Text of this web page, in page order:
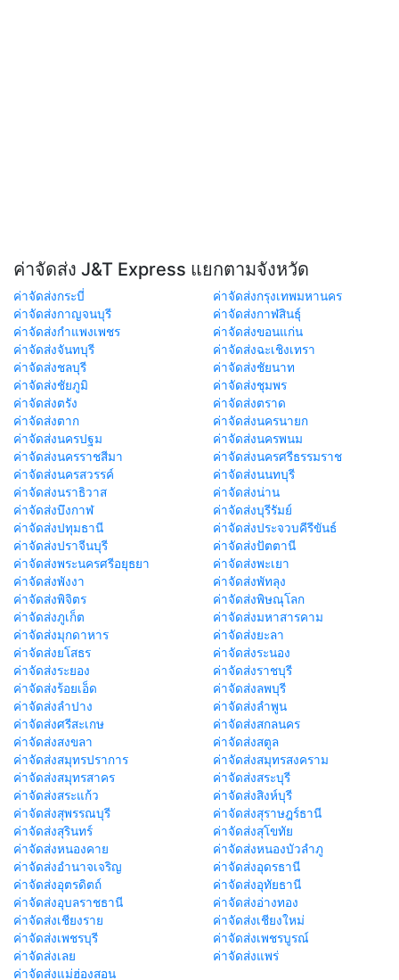
ค่าจัดส่ง J&T Express แยกตามจังหวัด
ค่าจัดส่งกระบี่
ค่าจัดส่งกรุงเทพมหานคร
ค่าจัดส่งกาญจนบุรี
ค่าจัดส่งกาฬสินธุ์
ค่าจัดส่งกำแพงเพชร
ค่าจัดส่งขอนแก่น
ค่าจัดส่งจันทบุรี
ค่าจัดส่งฉะเชิงเทรา
ค่าจัดส่งชลบุรี
ค่าจัดส่งชัยนาท
ค่าจัดส่งชัยภูมิ
ค่าจัดส่งชุมพร
ค่าจัดส่งตรัง
ค่าจัดส่งตราด
ค่าจัดส่งตาก
ค่าจัดส่งนครนายก
ค่าจัดส่งนครปฐม
ค่าจัดส่งนครพนม
ค่าจัดส่งนครราชสีมา
ค่าจัดส่งนครศรีธรรมราช
ค่าจัดส่งนครสวรรค์
ค่าจัดส่งนนทบุรี
ค่าจัดส่งนราธิวาส
ค่าจัดส่งน่าน
ค่าจัดส่งบึงกาฬ
ค่าจัดส่งบุรีรัมย์
ค่าจัดส่งปทุมธานี
ค่าจัดส่งประจวบคีรีขันธ์
ค่าจัดส่งปราจีนบุรี
ค่าจัดส่งปัตตานี
ค่าจัดส่งพระนครศรีอยุธยา
ค่าจัดส่งพะเยา
ค่าจัดส่งพังงา
ค่าจัดส่งพัทลุง
ค่าจัดส่งพิจิตร
ค่าจัดส่งพิษณุโลก
ค่าจัดส่งภูเก็ต
ค่าจัดส่งมหาสารคาม
ค่าจัดส่งมุกดาหาร
ค่าจัดส่งยะลา
ค่าจัดส่งยโสธร
ค่าจัดส่งระนอง
ค่าจัดส่งระยอง
ค่าจัดส่งราชบุรี
ค่าจัดส่งร้อยเอ็ด
ค่าจัดส่งลพบุรี
ค่าจัดส่งลำปาง
ค่าจัดส่งลำพูน
ค่าจัดส่งศรีสะเกษ
ค่าจัดส่งสกลนคร
ค่าจัดส่งสงขลา
ค่าจัดส่งสตูล
ค่าจัดส่งสมุทรปราการ
ค่าจัดส่งสมุทรสงคราม
ค่าจัดส่งสมุทรสาคร
ค่าจัดส่งสระบุรี
ค่าจัดส่งสระแก้ว
ค่าจัดส่งสิงห์บุรี
ค่าจัดส่งสุพรรณบุรี
ค่าจัดส่งสุราษฎร์ธานี
ค่าจัดส่งสุรินทร์
ค่าจัดส่งสุโขทัย
ค่าจัดส่งหนองคาย
ค่าจัดส่งหนองบัวลำภู
ค่าจัดส่งอำนาจเจริญ
ค่าจัดส่งอุดรธานี
ค่าจัดส่งอุตรดิตถ์
ค่าจัดส่งอุทัยธานี
ค่าจัดส่งอุบลราชธานี
ค่าจัดส่งอ่างทอง
ค่าจัดส่งเชียงราย
ค่าจัดส่งเชียงใหม่
ค่าจัดส่งเพชรบุรี
ค่าจัดส่งเพชรบูรณ์
ค่าจัดส่งเลย
ค่าจัดส่งแพร่
ค่าจัดส่งแม่ฮ่องสอน